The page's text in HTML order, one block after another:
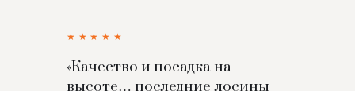
★★★★★
«Качество и посадка на
высоте… последние лосины